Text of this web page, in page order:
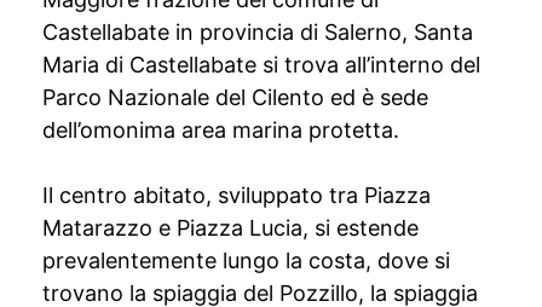
Castellabate in provincia di Salerno, Santa
Maria di Castellabate si trova all’interno del
Parco Nazionale del Cilento ed è sede
dell’omonima area marina protetta.
Il centro abitato, sviluppato tra Piazza
Matarazzo e Piazza Lucia, si estende
prevalentemente lungo la costa, dove si
trovano la spiaggia del Pozzillo, la spiaggia